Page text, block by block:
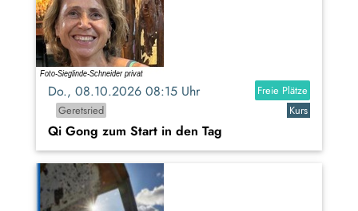
Do., 08.10.2026 08:15 Uhr
Freie Plätze
Geretsried
Kurs
Qi Gong zum Start in den Tag